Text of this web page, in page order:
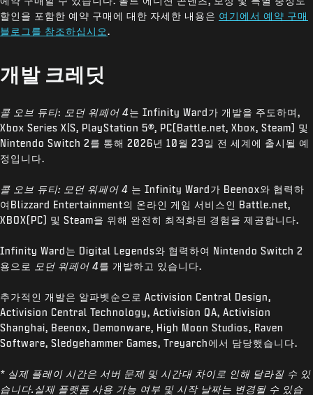
할인을 포함한 예약 구매에 대한 자세한 내용은 여기에서 예약 구매
블로그를 참조하십시오 .
개발 크레딧
콜 오브 듀티: 모던 워페어 4는 Infinity Ward가 개발을 주도하며,
Xbox Series X|S, PlayStation 5®, PC(Battle.net, Xbox, Steam) 및
Nintendo Switch 2를 통해 2026년 10월 23일 전 세계에 출시될 예
정입니다.
콜 오브 듀티: 모던 워페어 4 는 Infinity Ward가 Beenox와 협력하
여Blizzard Entertainment의 온라인 게임 서비스인 Battle.net,
XBOX(PC) 및 Steam을 위해 완전히 최적화된 경험을 제공합니다.
Infinity Ward는 Digital Legends와 협력하여 Nintendo Switch 2
용으로
모던 워페어 4를 개발하고 있습니다.
추가적인 개발은 알파벳순으로 Activision Central Design,
Activision Central Technology, Activision QA, Activision
Shanghai, Beenox, Demonware, High Moon Studios, Raven
Software, Sledgehammer Games, Treyarch에서 담당했습니다.
* 실제 플레이 시간은 서버 문제 및 시간대 차이로 인해 달라질 수 있
습니다.실제 플랫폼 사용 가능 여부 및 시작 날짜는 변경될 수 있습